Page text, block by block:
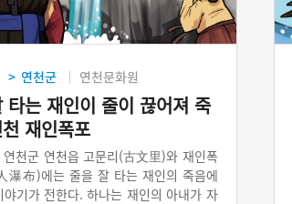
> 연천군 연천문화원
타는 재인이 줄이 끊어져 죽
재인폭포
연천군 연천읍 고문리(古文里)와 재인폭
瀑布)에는 줄을 잘 타는 재인의 죽음에
야기가 전한다. 하나는 재인의 아내가 자